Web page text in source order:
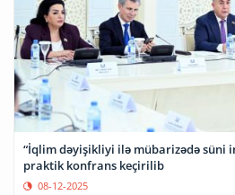
“İqlim dəyişikliyi ilə mübarizədə süni
praktik konfrans keçirilib
08-12-2025